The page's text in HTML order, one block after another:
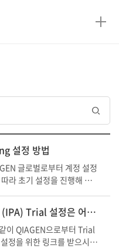
설정 방법
글로벌로부터 계정 설정
라 초기 설정을 진행해 주시
메일 계정으로 진행! 2. C
Ingenuity Pathway Analysis (IPA) Trial 설정은 어떻게 하나요?
이 QIAGEN으로부터 Trial
정을 위한 링크를 받으시게